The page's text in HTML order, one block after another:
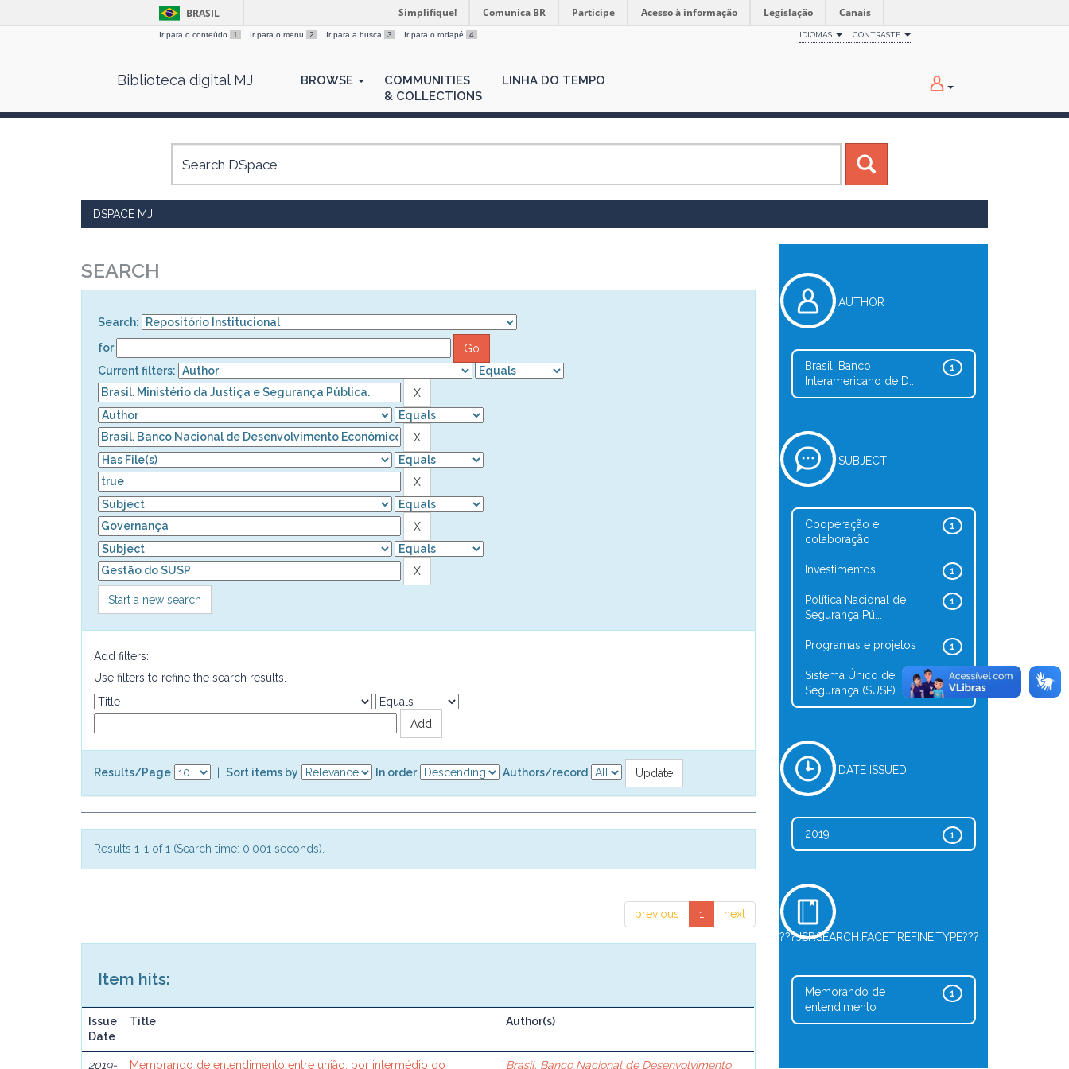
BRASIL Simplifique! Comunica BR Participe Acesso à informação Legislação Canais
Ir para o conteúdo 1 Ir para o menu 2 Ir para a busca 3 Ir para o rodapé 4 IDIOMAS CONTRASTE
Biblioteca digital MJ BROWSE
COMMUNITIES
& COLLECTIONS
LINHA DO TEMPO
DSPACE MJ
SEARCH
Search:
for
Current filters:
Start a new search
Add filters:
Use filters to refine the search results.
Results/Page Sort items by In order Authors/record
Results 1-1 of 1 (Search time: 0.001 seconds).
previous 1 next
Item hits:
Issue
Date
Title Author(s)
2019- Memorando de entendimento entre união, por intermédio do Brasil. Banco Nacional de Desenvolvimento
AUTHOR
1
Brasil. Banco
Interamericano de D...
SUBJECT
1
Cooperação e
colaboração
1
Investimentos
1
Política Nacional de
Segurança Pú...
1
Programas e projetos
1
Sistema Único de
Segurança (SUSP)
DATE ISSUED
1
2019
???JSP.SEARCH.FACET.REFINE.TYPE???
1
Memorando de
entendimento